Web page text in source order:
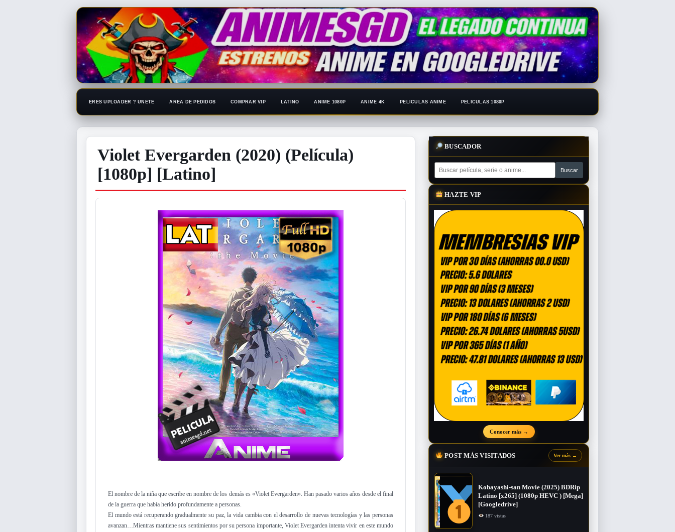
ERES UPLOADER ? UNETE AREA DE PEDIDOS COMPRAR VIP LATINO ANIME 1080P ANIME 4K PELICULAS ANIME PELICULAS 1080P
Violet Evergarden (2020) (Película)
[1080p] [Latino]
El nombre de la niña que escribe en nombre de los demás es «Violet Evergarden». Han pasado varios años desde el final
de la guerra que había herido profundamente a personas.
El mundo está recuperando gradualmente su paz, la vida cambia con el desarrollo de nuevas tecnologías y las personas
avanzan…Mientras mantiene sus sentimientos por su persona importante, Violet Evergarden intenta vivir en este mundo
BUSCADOR
HAZTE VIP
Conocer más →
POST MÁS VISITADOS Ver más →
Kobayashi-san Movie (2025) BDRip
Latino [x265] (1080p HEVC ) [Mega]
[Googledrive]
187 vistas